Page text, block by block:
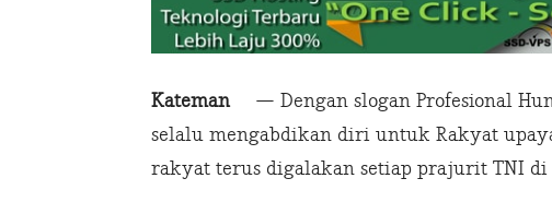
Kateman— Dengan slogan Profesional
selalu mengabdikan diri untuk Rakyat
rakyat terus digalakan setiap prajurit TNI di